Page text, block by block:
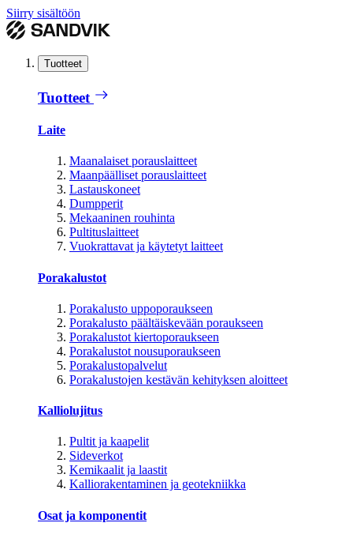
Siirry sisältöön
Tuotteet
Tuotteet
Laite
Maanalaiset porauslaitteet
Maanpäälliset porauslaitteet
Lastauskoneet
Dumpperit
Mekaaninen rouhinta
Pultituslaitteet
Vuokrattavat ja käytetyt laitteet
Porakalustot
Porakalusto uppoporaukseen
Porakalusto päältäiskevään poraukseen
Porakalustot kiertoporaukseen
Porakalustot nousuporaukseen
Porakalustopalvelut
Porakalustojen kestävän kehityksen aloitteet
Kalliolujitus
Pultit ja kaapelit
Sideverkot
Kemikaalit ja laastit
Kalliorakentaminen ja geotekniikka
Osat ja komponentit